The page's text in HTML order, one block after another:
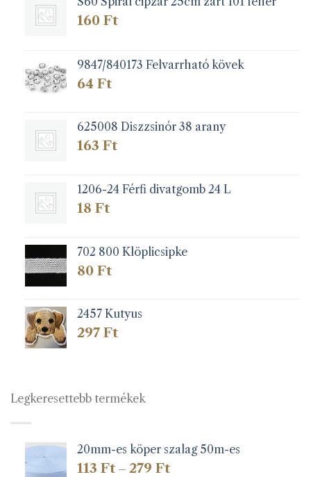
160 Ft
9847/840173 Felvarrható kövek
64 Ft
625008 Diszzsinór 38 arany
163 Ft
1206-24 Férfi divatgomb 24 L
18 Ft
702 800 Klöplicsipke
80 Ft
2457 Kutyus
297 Ft
Legkeresettebb termékek
20mm-es köper szalag 50m-es
113 Ft – 279 FtÁrtartomány: